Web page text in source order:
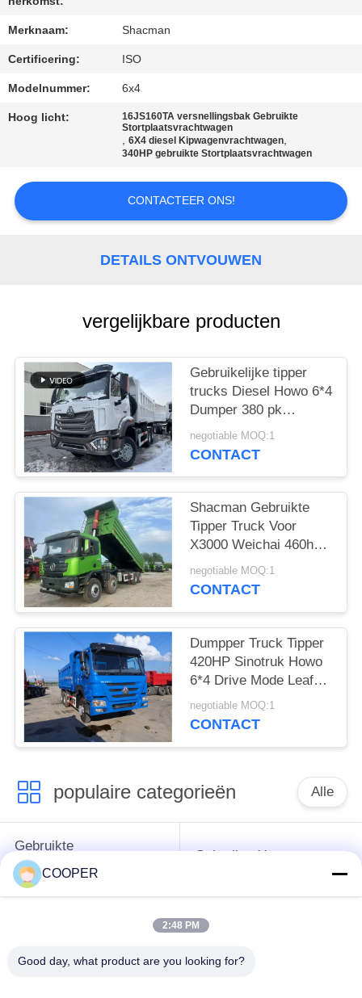
OM EEN
SITEMAP
PRIVACYBELEID
Merknaam: Shacman
Certificering: ISO
Modelnummer: 6x4
Hoog licht:
16JS160TA versnellingsbak Gebruikte
Stortplaatsvrachtwagen
,6X4 diesel Kipwagenvrachtwagen,
340HP gebruikte Stortplaatsvrachtwagen
CONTACTEER ONS!
DETAILS ONTVOUWEN
vergelijkbare producten
Gebruikelijke tipper
trucks Diesel Howo 6*4
Dumper 380 pk
Weichai Hohan model
20-40 ton Laad Euro 3
negotiable MOQ:1
CONTACT
Shacman Gebruikte
Tipper Truck Voor
X3000 Weichai 460hp
Bouwmateriaal
Transport 2021 Jaar
negotiable MOQ:1
CONTACT
Dumpper Truck Tipper
420HP Sinotruk Howo
6*4 Drive Mode Leaf
Spring Sands Transport
LHD
negotiable MOQ:1
CONTACT
populaire categorieën Alle
Gebruikte
Onderlegger voor
glazenbus
Gebruikte Yutong-
Gebruikte
COOPER
2:48 PM
Good day, what product are you looking for?